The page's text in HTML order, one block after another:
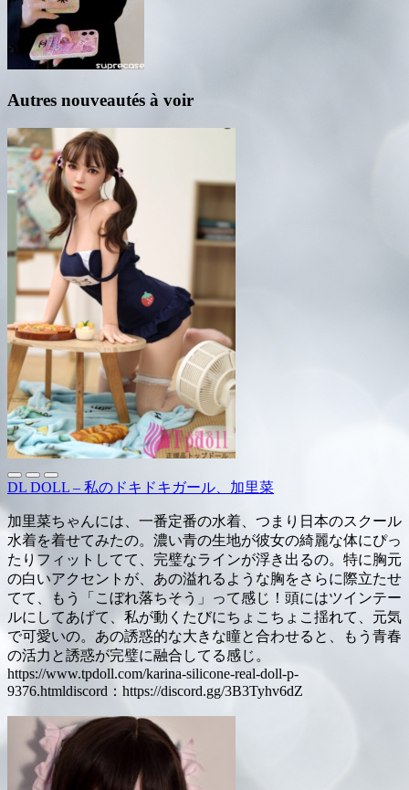
Autres nouveautés à voir
DL DOLL – 私のドキドキガール、加里菜
加里菜ちゃんには、一番定番の水着、つまり日本のスクール
水着を着せてみたの。濃い青の生地が彼女の綺麗な体にぴっ
たりフィットしてて、完璧なラインが浮き出るの。特に胸元
の白いアクセントが、あの溢れるような胸をさらに際立たせ
てて、もう「こぼれ落ちそう」って感じ！頭にはツインテー
ルにしてあげて、私が動くたびにちょこちょこ揺れて、元気
で可愛いの。あの誘惑的な大きな瞳と合わせると、もう青春
の活力と誘惑が完璧に融合してる感じ。
https://www.tpdoll.com/karina-silicone-real-doll-p-
9376.htmldiscord：https://discord.gg/3B3Tyhv6dZ